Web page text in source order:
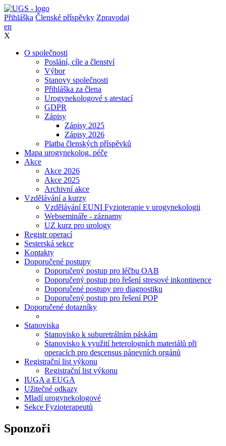
Přihláška Členské příspěvky Zpravodaj
en
X
O společnosti
Poslání, cíle a členství
Výbor
Stanovy společnosti
Přihláška za člena
Urogynekologové s atestací
GDPR
Zápisy
Zápisy 2025
Zápisy 2026
Platba členských příspěvků
Mapa urogynekolog. péče
Akce
Akce 2026
Akce 2025
Archivní akce
Vzdělávání a kurzy
Vzdělávání EUNI Fyzioterapie v urogynekologii
Websemináře - záznamy
UZ kurz pro urology
Registr operací
Sesterská sekce
Kontakty
Doporučené postupy
Doporučený postup pro léčbu OAB
Doporučený postup pro řešení stresové inkontinence
Doporučené postupy pro diagnostiku
Doporučený postup pro řešení POP
Doporučené dotazníky
Stanoviska
Stanovisko k suburetrálním páskám
Stanovisko k využití heterologních materiálů při
operacích pro descensus pánevních orgánů
Registrační list výkonu
Registrační list výkonu
IUGA a EUGA
Užitečné odkazy
Mladí urogynekologové
Sekce Fyzioterapeutů
Sponzoři